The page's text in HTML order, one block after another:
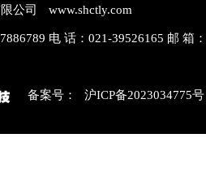
公司 www.shctly.com
电 话：021-39526165 邮 箱
备案号： 沪ICP备2023034775号